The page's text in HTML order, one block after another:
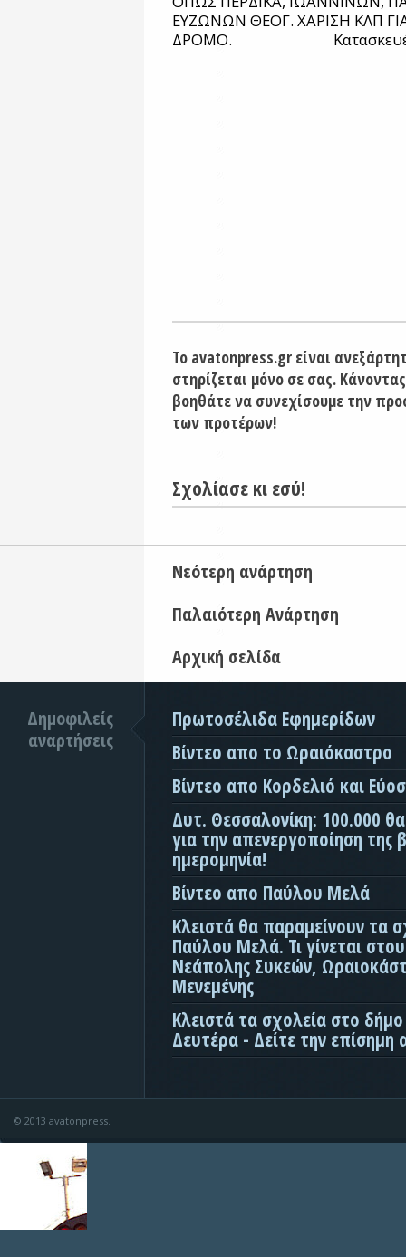
ΕΥΖΩΝΩΝ ΘΕΟΓ. ΧΑΡΙΣΗ ΚΛΠ
ΔΡΟΜΟ.
Το avatonpress.gr είναι
στηρίζεται μόνο σε σας.
βοηθάτε να συνεχίσουμε την
των προτέρων!
Σχολίασε κι εσύ!
Νεότερη ανάρτηση
Παλαιότερη Ανάρτηση
Αρχική σελίδα
Δημοφιλείς
αναρτήσεις
Πρωτοσέλιδα Εφημερίδων
Βίντεο απο το Ωραιόκαστρο
Βίντεο απο Κορδελιό και
Δυτ. Θεσσαλονίκη: 100.000
για την απενεργοποίηση της
ημερομηνία!
Βίντεο απο Παύλου Μελά
Κλειστά θα παραμείνουν τα
Παύλου Μελά. Τι γίνεται
Νεάπολης Συκεών,
Μενεμένης
Κλειστά τα σχολεία στο
Δευτέρα - Δείτε την επίσημη
© 2013 avatonpress.